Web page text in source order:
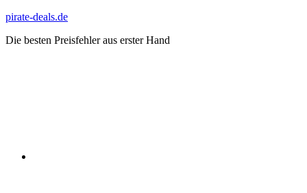
Zum
springen
pirate-deals.de
Die besten Preisfehler aus erster Hand